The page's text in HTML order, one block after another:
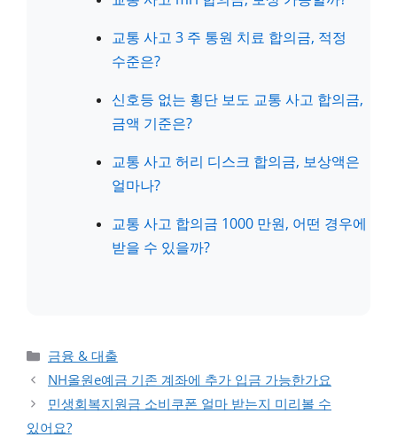
교통 사고 3 주 통원 치료 합의금, 적정
수준은?
신호등 없는 횡단 보도 교통 사고 합의금,
금액 기준은?
교통 사고 허리 디스크 합의금, 보상액은
얼마나?
교통 사고 합의금 1000 만원, 어떤 경우에
받을 수 있을까?
카테고리
금융 & 대출
NH올원e예금 기존 계좌에 추가 입금 가능한가요
민생회복지원금 소비쿠폰 얼마 받는지 미리볼 수
있어요?